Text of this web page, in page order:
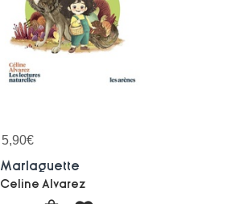
5,90€
Marlaguette
Celine Alvarez